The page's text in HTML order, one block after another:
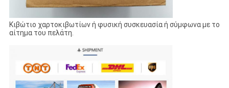
Κιβώτιο χαρτοκιβωτίων ή φυσική συσκευασία ή σύμφωνα με το
αίτημα του πελάτη.